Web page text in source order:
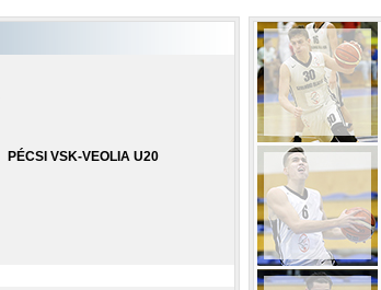
PÉCSI VSK-VEOLIA U20